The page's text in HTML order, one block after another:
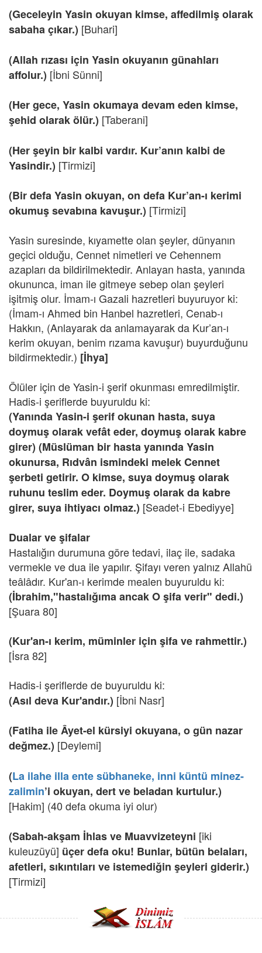
(Geceleyin Yasin okuyan kimse, affedilmiş olarak
sabaha çıkar.) [Buhari]
(Allah rızası için Yasin okuyanın günahları
affolur.) [İbni Sünni]
(Her gece, Yasin okumaya devam eden kimse,
şehid olarak ölür.) [Taberani]
(Her şeyin bir kalbi vardır. Kur’anın kalbi de
Yasindir.) [Tirmizi]
(Bir defa Yasin okuyan, on defa Kur’an-ı kerimi
okumuş sevabına kavuşur.) [Tirmizi]
Yasin suresinde, kıyamette olan şeyler, dünyanın
geçici olduğu, Cennet nimetleri ve Cehennem
azapları da bildirilmektedir. Anlayan hasta, yanında
okununca, iman ile gitmeye sebep olan şeyleri
işitmiş olur. İmam-ı Gazali hazretleri buyuruyor ki:
(İmam-ı Ahmed bin Hanbel hazretleri, Cenab-ı
Hakkın, (Anlayarak da anlamayarak da Kur’an-ı
kerim okuyan, benim rızama kavuşur) buyurduğunu
bildirmektedir.) [İhya]
Ölüler için de Yasin-i şerif okunması emredilmiştir.
Hadis-i şeriflerde buyuruldu ki:
(Yanında Yasin-i şerif okunan hasta, suya
doymuş olarak vefât eder, doymuş olarak kabre
girer) (Müslüman bir hasta yanında Yasin
okunursa, Rıdvân ismindeki melek Cennet
şerbeti getirir. O kimse, suya doymuş olarak
ruhunu teslim eder. Doymuş olarak da kabre
girer, suya ihtiyacı olmaz.) [Seadet-i Ebediyye]
Dualar ve şifalar
Hastalığın durumuna göre tedavi, ilaç ile, sadaka
vermekle ve dua ile yapılır. Şifayı veren yalnız Allahü
teâlâdır. Kur'an-ı kerimde mealen buyuruldu ki:
(İbrahim,"hastalığıma ancak O şifa verir" dedi.)
[Şuara 80]
(Kur'an-ı kerim, müminler için şifa ve rahmettir.)
[İsra 82]
Hadis-i şeriflerde de buyuruldu ki:
(Asıl deva Kur'andır.) [İbni Nasr]
(Fatiha ile Âyet-el kürsiyi okuyana, o gün nazar
değmez.) [Deylemi]
(La ilahe illa ente sübhaneke, inni küntü minez-
zalimin’i okuyan, dert ve beladan kurtulur.)
[Hakim] (40 defa okuma iyi olur)
(Sabah-akşam İhlas ve Muavvizeteyni [iki
kuleuzüyü] üçer defa oku! Bunlar, bütün belaları,
afetleri, sıkıntıları ve istemediğin şeyleri giderir.)
[Tirmizi]